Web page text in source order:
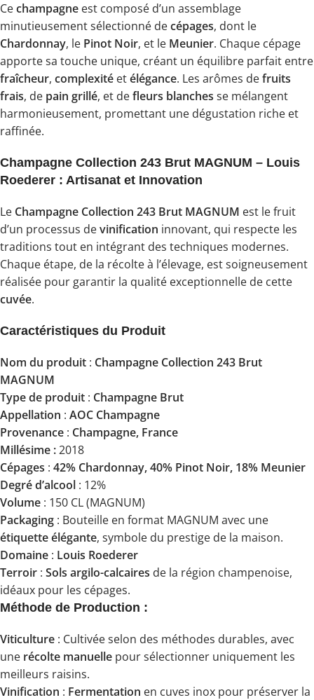
Cechampagne est composé d’un assemblage
minutieusement sélectionné decépages, dont le
Chardonnay, le Pinot Noir, et le Meunier. Chaque cépage
apporte sa touche unique, créant un équilibre parfait entre
fraîcheur, complexité etélégance. Les arômes defruits
frais, de pain grillé, et defleurs blanches se mélangent
harmonieusement, promettant une dégustation riche et
raffinée.
Champagne Collection 243 Brut MAGNUM – Louis
Roederer : Artisanat et Innovation
Le Champagne Collection 243 Brut MAGNUM est le fruit
d’un processus devinification innovant, qui respecte les
traditions tout en intégrant des techniques modernes.
Chaque étape, de la récolte à l’élevage, est soigneusement
réalisée pour garantir la qualité exceptionnelle de cette
cuvée.
Caractéristiques du Produit
Nom du produit : Champagne Collection 243 Brut
MAGNUM
Type de produit : Champagne Brut
Appellation : AOC Champagne
Provenance : Champagne, France
Millésime :2018
Cépages : 42% Chardonnay, 40% Pinot Noir, 18% Meunier
Degré d’alcool : 12%
Volume : 150 CL (MAGNUM)
Packaging : Bouteille en format MAGNUM avec une
étiquette élégante, symbole du prestige de la maison.
Domaine : Louis Roederer
Terroir : Sols argilo-calcaires de la région champenoise,
idéaux pour les cépages.
Méthode de Production :
Viticulture : Cultivée selon des méthodes durables, avec
une récolte manuelle pour sélectionner uniquement les
meilleurs raisins.
Vinification : Fermentation en cuves inox pour préserver la